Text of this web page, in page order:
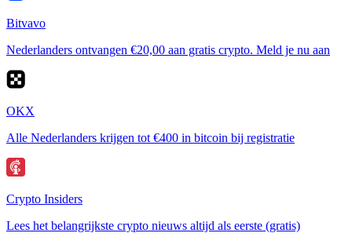
Bitvavo
Nederlanders ontvangen €20,00 aan gratis crypto. Meld je nu aan
OKX
Alle Nederlanders krijgen tot €400 in bitcoin bij registratie
Crypto Insiders
Lees het belangrijkste crypto nieuws altijd als eerste (gratis)